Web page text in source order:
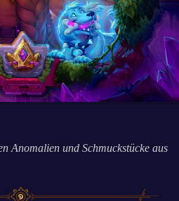
Anomalien und Schmuckstücke aus